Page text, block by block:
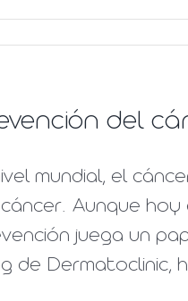
del
mundial, el
Aunque
juega un
de Dermatoclinic,